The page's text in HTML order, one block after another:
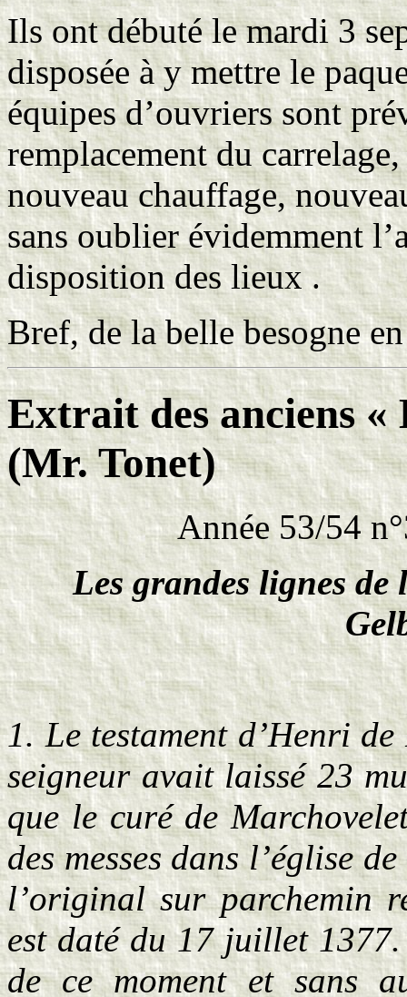
Ils ont débuté le mardi 3
disposée à y mettre le
équipes d’ouvriers sont
remplacement du
nouveau chauffage,
sans oublier évidemment
disposition des lieux .
Bref, de la belle besogne
Extrait des anciens «
(Mr. Tonet)
Année 53/54
Les grandes lignes de
1. Le testament d’Henri
seigneur avait laissé 23
que le curé de
des messes dans l’église
l’original sur parchemin
est daté du 17 juillet
de ce moment et sans